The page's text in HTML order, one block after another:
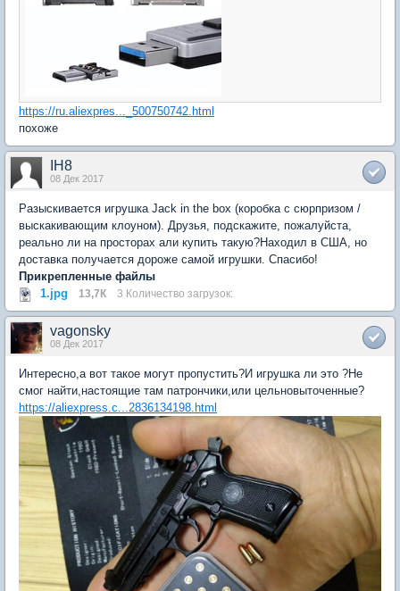
https://ru.aliexpres..._500750742.html
похоже
IH8
08 Дек 2017
Разыскивается игрушка Jack in the box (коробка с сюрпризом /
выскакивающим клоуном). Друзья, подскажите, пожалуйста,
реально ли на просторах али купить такую?Находил в США, но
доставка получается дороже самой игрушки. Спасибо!
Прикрепленные файлы
1.jpg
13,7К 3 Количество загрузок:
vagonsky
08 Дек 2017
Интересно,а вот такое могут пропустить?И игрушка ли это ?Не
смог найти,настоящие там патрончики,или цельновыточенные?
https://aliexpress.c...2836134198.html